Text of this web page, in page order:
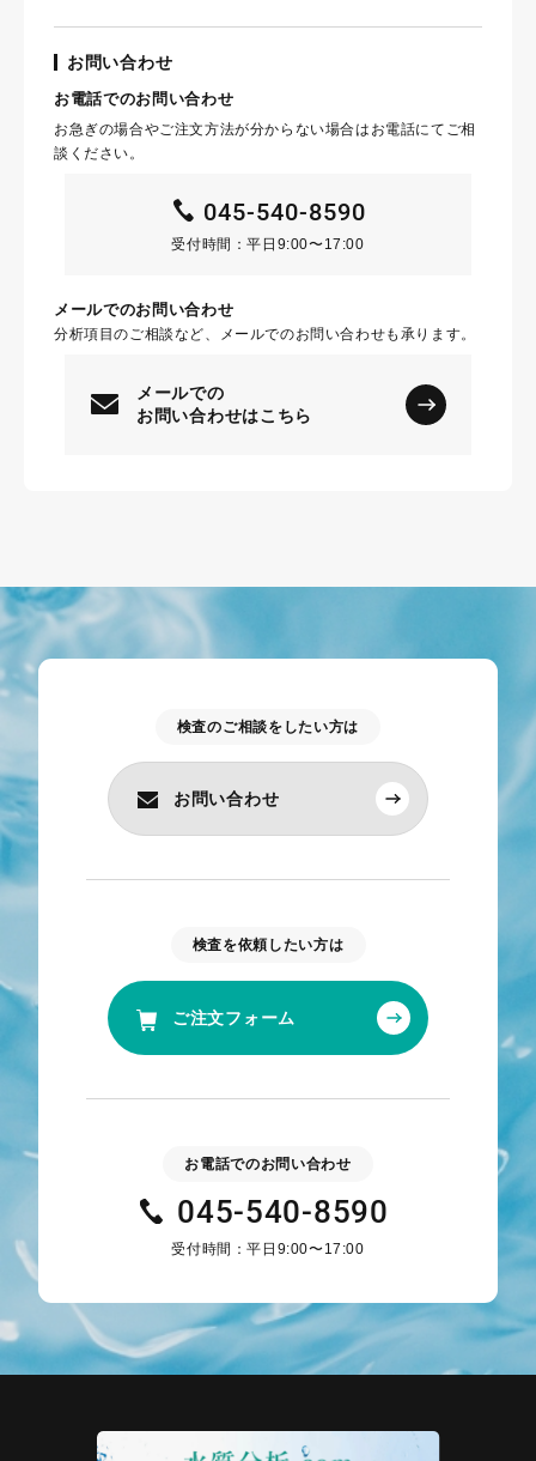
お問い合わせ
お電話でのお問い合わせ
お急ぎの場合やご注文方法が分からない場合はお電話にてご相
談ください。
045-540-8590
受付時間：平日9:00〜17:00
メールでのお問い合わせ
分析項目のご相談など、メールでのお問い合わせも承ります。
メールでの
お問い合わせはこちら
検査のご相談をしたい方は
お問い合わせ
検査を依頼したい方は
ご注文フォーム
お電話でのお問い合わせ
045-540-8590
受付時間：平日9:00〜17:00